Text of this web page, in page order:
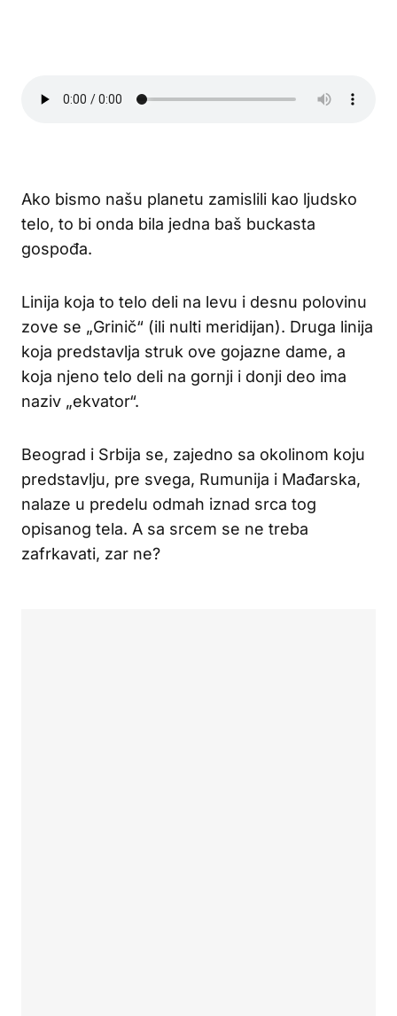
Ako bismo našu planetu zamislili kao ljudsko
telo, to bi onda bila jedna baš buckasta
gospođa.
Linija koja to telo deli na levu i desnu polovinu
zove se „Grinič“ (ili nulti meridijan). Druga linija
koja predstavlja struk ove gojazne dame, a
koja njeno telo deli na gornji i donji deo ima
naziv „ekvator“.
Beograd i Srbija se, zajedno sa okolinom koju
predstavlju, pre svega, Rumunija i Mađarska,
nalaze u predelu odmah iznad srca tog
opisanog tela. A sa srcem se ne treba
zafrkavati, zar ne?